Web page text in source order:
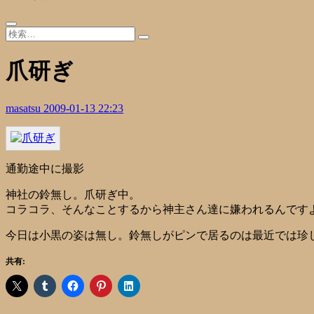
爪研ぎ
masatsu 2009-01-13 22:23
通勤途中に撮影
神社の鈴無し。爪研ぎ中。
コラコラ、そんなことするから神主さん達に嫌われるんです
今日は小黒の姿は無し。鈴無しがピンで居るのは最近では珍
共有: